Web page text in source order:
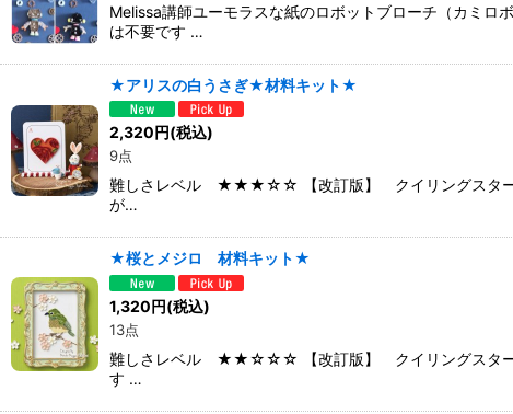
Melissa講師ユーモラスな紙のロボットブローチ（カミロ
は不要です …
★アリスの白うさぎ★材料キット★
2,320円(税込)
9点
難しさレベル ★★★☆☆ 【改訂版】 クイリングスタート
が…
★桜とメジロ 材料キット★
1,320円(税込)
13点
難しさレベル ★★☆☆☆ 【改訂版】 クイリングスタート
す …